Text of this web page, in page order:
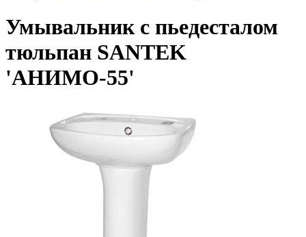
Умывальник с пьедесталом
тюльпан SANTEK
'АНИМО-55'